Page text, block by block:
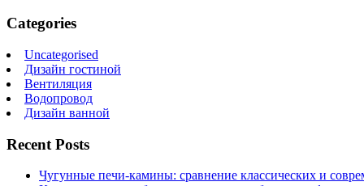
Categories
Uncategorised
Дизайн гостиной
Вентиляция
Водопровод
Дизайн ванной
Recent Posts
Чугунные печи-камины: сравнение классических и